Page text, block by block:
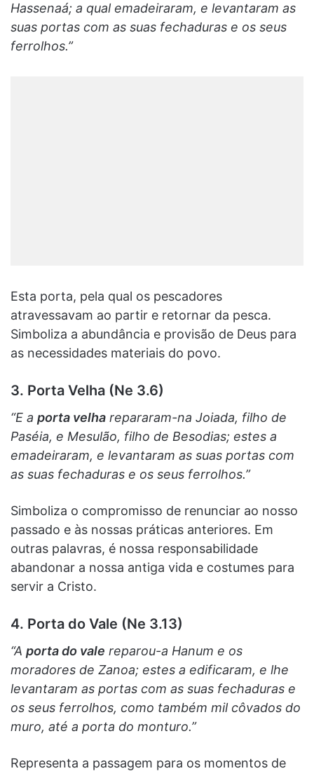
Hassenaá; a qual emadeiraram, e levantaram as
suas portas com as suas fechaduras e os seus
ferrolhos.”
Esta porta, pela qual os pescadores
atravessavam ao partir e retornar da pesca.
Simboliza a abundância e provisão de Deus para
as necessidades materiais do povo.
3. Porta Velha (Ne 3.6)
“E a porta velha repararam-na Joiada, filho de
Paséia, e Mesulão, filho de Besodias; estes a
emadeiraram, e levantaram as suas portas com
as suas fechaduras e os seus ferrolhos.”
Simboliza o compromisso de renunciar ao nosso
passado e às nossas práticas anteriores. Em
outras palavras, é nossa responsabilidade
abandonar a nossa antiga vida e costumes para
servir a Cristo.
4. Porta do Vale (Ne 3.13)
“A porta do vale reparou-a Hanum e os
moradores de Zanoa; estes a edificaram, e lhe
levantaram as portas com as suas fechaduras e
os seus ferrolhos, como também mil côvados do
muro, até a porta do monturo.”
Representa a passagem para os momentos de